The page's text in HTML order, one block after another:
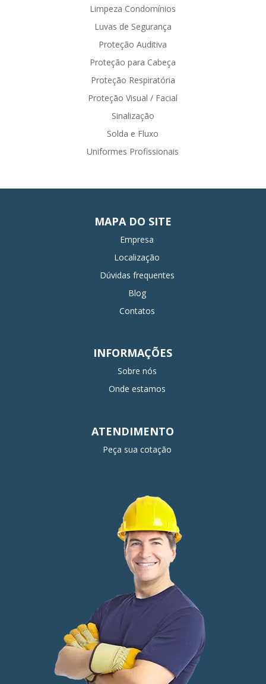
Limpeza Condomínios
Luvas de Segurança
Proteção Auditiva
Proteção para Cabeça
Proteção Respiratória
Proteção Visual / Facial
Sinalização
Solda e Fluxo
Uniformes Profissionais
MAPA DO SITE
Empresa
Localização
Dúvidas frequentes
Blog
Contatos
INFORMAÇÕES
Sobre nós
Onde estamos
ATENDIMENTO
Peça sua cotação